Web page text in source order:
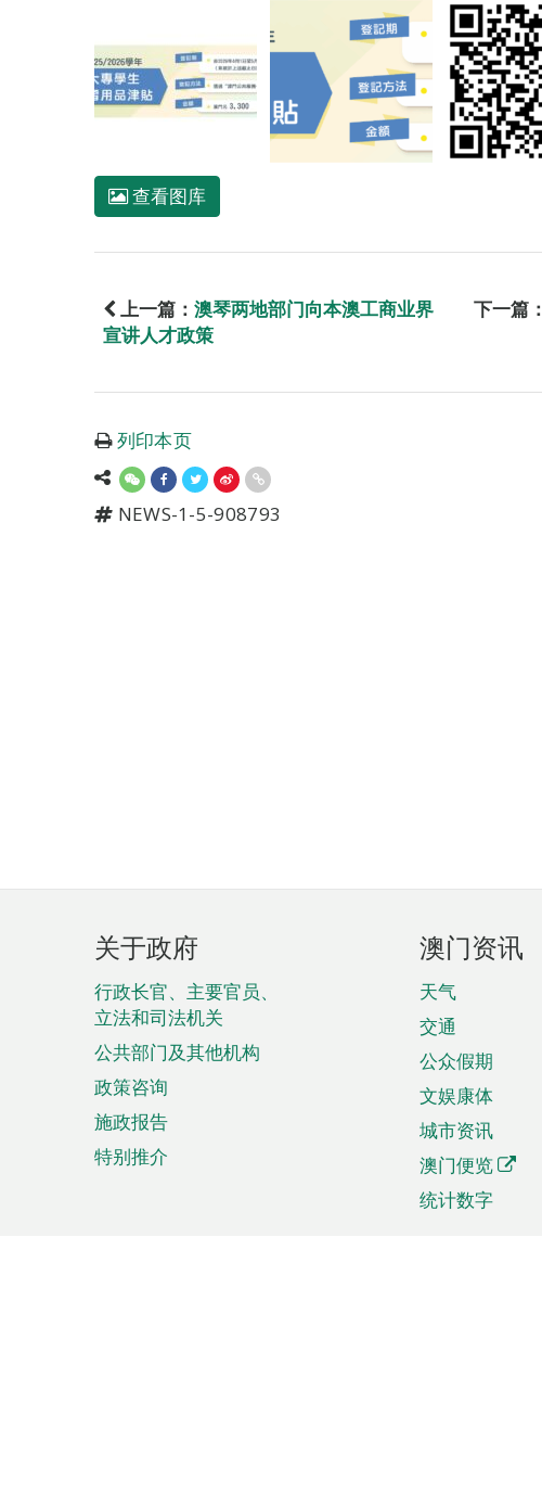
查看图库
上一篇： 澳琴两地部门向本澳工商业界
宣讲人才政策
下一篇：
列印本页
NEWS-1-5-908793
页
脚
菜
单
关于政府
行政长官、主要官员、
立法和司法机关
公共部门及其他机构
政策咨询
施政报告
特别推介
澳门资讯
天气
交通
公众假期
文娱康体
城市资讯
澳门便览
统计数字